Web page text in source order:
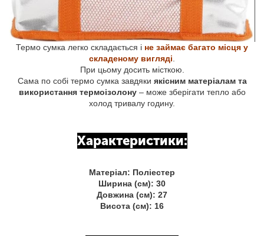
Термо сумка легко складається і не займає багато місця у
складеному вигляді.
При цьому досить місткою.
Сама по собі термо сумка завдяки якісним матеріалам та
використання термоізолону– може зберігати тепло або
холод тривалу годину.
Характеристики:
Матеріал: Поліестер
Ширина (см): 30
Довжина (см): 27
Висота (см): 16